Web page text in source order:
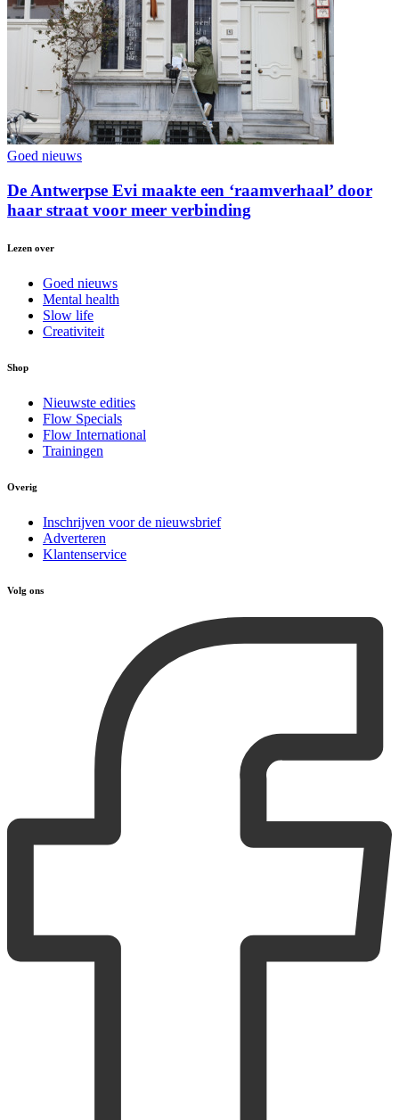
Goed nieuws
De Antwerpse Evi maakte een ‘raamverhaal’ door
haar straat voor meer verbinding
Lezen over
Goed nieuws
Mental health
Slow life
Creativiteit
Shop
Nieuwste edities
Flow Specials
Flow International
Trainingen
Overig
Inschrijven voor de nieuwsbrief
Adverteren
Klantenservice
Volg ons